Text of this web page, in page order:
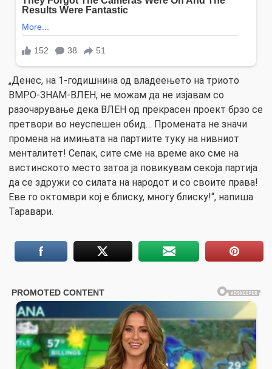
„Денес, на 1-годишнина од владеењето на триото
ВМРО-ЗНАМ-ВЛЕН, не можам да не изјавам со
разочарување дека ВЛЕН од прекрасен проект брзо се
претвори во неуспешен обид… Промената не значи
промена на имињата на партиите туку на нивниот
менталитет! Сепак, сите сме на време ако сме на
вистинското место затоа ја повикувам секоја партија
да се здружи со силата на народот и со своите права!
Еве го октомври кој е блиску, многу блиску!“, напиша
Таравари.